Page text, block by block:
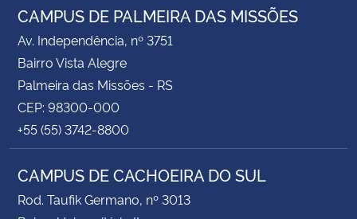
CAMPUS DE PALMEIRA DAS MISSÕES
Av. Independência, nº 3751
Bairro Vista Alegre
Palmeira das Missões - RS
CEP: 98300-000
+55 (55) 3742-8800
CAMPUS DE CACHOEIRA DO SUL
Rod. Taufik Germano, nº 3013